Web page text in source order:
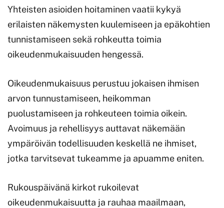
Yhteisten asioiden hoitaminen vaatii kykyä
erilaisten näkemysten kuulemiseen ja epäkohtien
tunnistamiseen sekä rohkeutta toimia
oikeudenmukaisuuden hengessä.
Oikeudenmukaisuus perustuu jokaisen ihmisen
arvon tunnustamiseen, heikomman
puolustamiseen ja rohkeuteen toimia oikein.
Avoimuus ja rehellisyys auttavat näkemään
ympäröivän todellisuuden keskellä ne ihmiset,
jotka tarvitsevat tukeamme ja apuamme eniten.
Rukouspäivänä kirkot rukoilevat
oikeudenmukaisuutta ja rauhaa maailmaan,